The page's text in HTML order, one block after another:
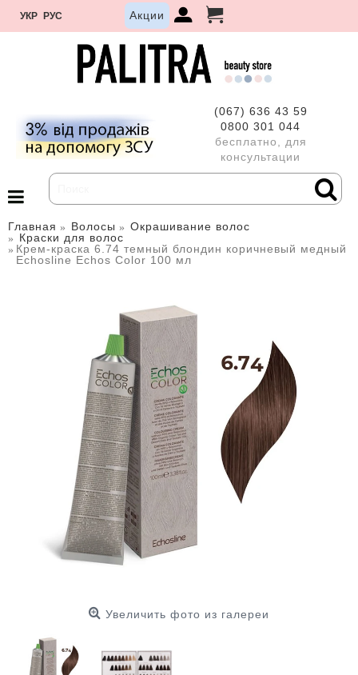
УКР РУС Акции
(067) 636 43 59
0800 301 044
бесплатно, для
консультации
Главная Волосы
Окрашивание волос
Краски для волос
Крем-краска 6.74 темный блондин коричневый медный
Echosline Echos Color 100 мл
Увеличить фото из галереи